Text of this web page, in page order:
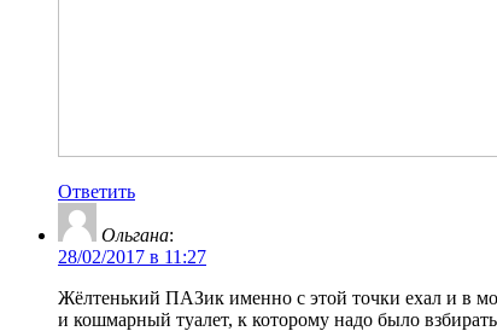
Ответить
Ольгана:
28/02/2017 в 11:27
Жёлтенький ПАЗик именно с этой точки ехал и в
и кошмарный туалет, к которому надо было